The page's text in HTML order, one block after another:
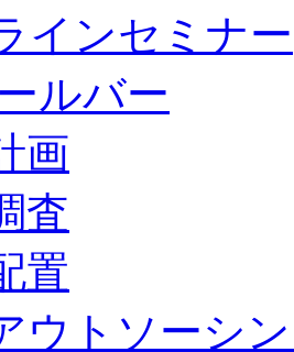
インセミナー
ルバー
画
査
置
ウトソーシ